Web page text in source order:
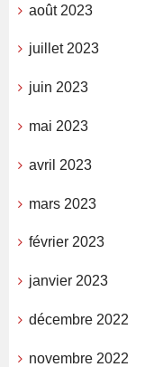
août 2023
juillet 2023
juin 2023
mai 2023
avril 2023
mars 2023
février 2023
janvier 2023
décembre 2022
novembre 2022